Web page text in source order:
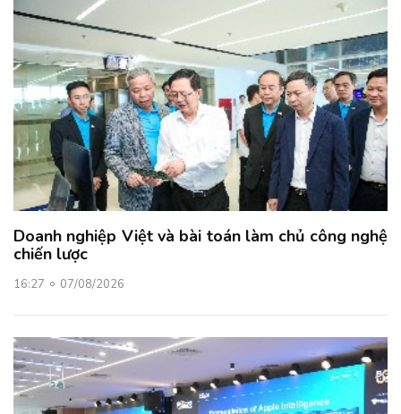
Doanh nghiệp Việt và bài toán làm chủ công nghệ
chiến lược
16:27 07/08/2026